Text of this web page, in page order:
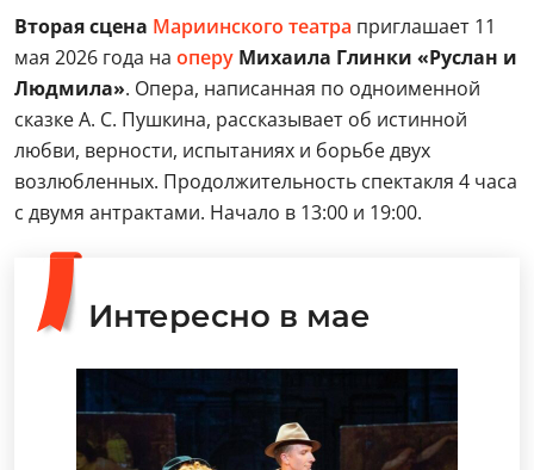
Вторая сцена Мариинского театра приглашает 11
мая 2026 года на оперу Михаила Глинки «Руслан и
Людмила». Опера, написанная по одноименной
сказке А. С. Пушкина, рассказывает об истинной
любви, верности, испытаниях и борьбе двух
возлюбленных. Продолжительность спектакля 4 часа
с двумя антрактами. Начало в 13:00 и 19:00.
Интересно в мае